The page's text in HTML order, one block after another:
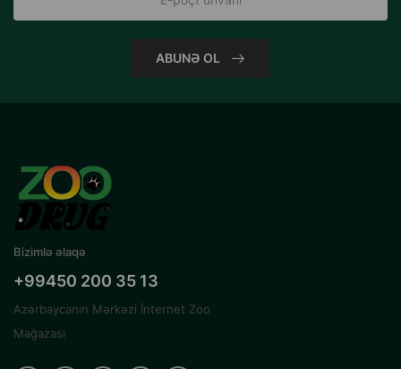
ABUNƏ OL
Bizimlə əlaqə
+99450 200 35 13
Azərbaycanın Mərkəzi İnternet Zoo
Mağazası